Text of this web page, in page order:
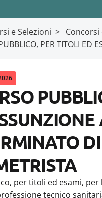
e Selezioni > Concorsi
PER TITOLI ED
per titoli ed esami,
tecnico